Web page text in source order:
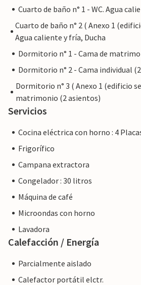
Cuarto de baño n° 1 - WC. Agua
Cuarto de baño n° 2 ( Anexo 1
Agua caliente y fría, Ducha
Dormitorio n° 1 - Cama de
Dormitorio n° 2 - Cama individual
Dormitorio n° 3 ( Anexo 1 (edificio
matrimonio (2 asientos)
Servicios
Cocina eléctrica con horno : 4
Frigorífico
Campana extractora
Congelador : 30 litros
Máquina de café
Microondas con horno
Lavadora
Calefacción / Energía
Parcialmente aislado
Calefactor portátil elctr.